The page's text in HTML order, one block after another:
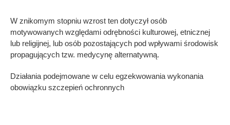
W znikomym stopniu wzrost ten dotyczył osób
motywowanych względami odrębności kulturowej, etnicznej
lub religijnej, lub osób pozostających pod wpływami środowisk
propagujących tzw. medycynę alternatywną.
Działania podejmowane w celu egzekwowania wykonania
obowiązku szczepień ochronnych